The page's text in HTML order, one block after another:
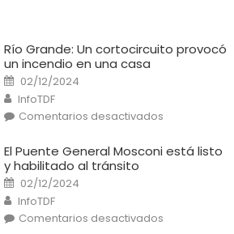
Río Grande: Un cortocircuito provocó
un incendio en una casa
Posted
on
02/12/2024
Author
InfoTDF
Comentarios desactivadosen
Río
cortocircuito
casa
El Puente General Mosconi está listo
y habilitado al tránsito
Posted
on
02/12/2024
Author
InfoTDF
Comentarios desactivadosen
El